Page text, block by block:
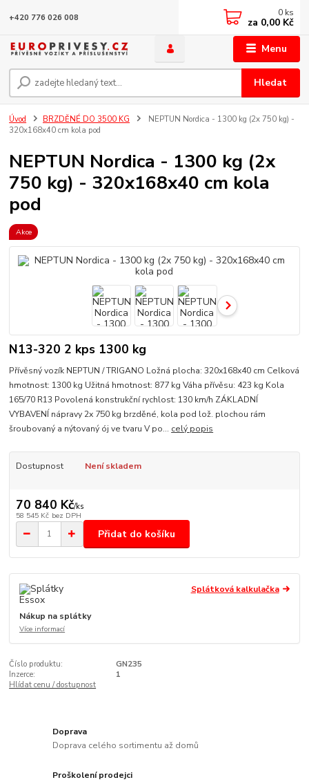
Menu
Hledat
+420 776 026 008 0 ks
za 0,00 Kč
Úvod BRZDĚNÉ DO 3500 KG
NEPTUN Nordica - 1300 kg (2x 750 kg) -
320x168x40 cm kola pod
NEPTUN Nordica - 1300 kg (2x
750 kg) - 320x168x40 cm kola
pod
Akce
N13-320 2 kps 1300 kg
Přívěsný vozík NEPTUN / TRIGANO Ložná plocha: 320x168x40 cm Celková
hmotnost: 1300 kg Užitná hmotnost: 877 kg Váha přívěsu: 423 kg Kola
165/70 R13 Povolená konstrukční rychlost: 130 km/h ZÁKLADNÍ
VYBAVENÍ nápravy 2x 750 kg brzděné, kola pod lož. plochou rám
šroubovaný a nýtovaný ój ve tvaru V po... celý popis
Dostupnost Není skladem
70 840 Kč/ks
58 545 Kč bez DPH
Přidat do košíku
Splátková kalkulačka
Nákup na splátky
Více informací
Číslo produktu:
GN235
Inzerce:
1
Hlídat cenu / dostupnost
Doprava
Doprava celého sortimentu až domů
Proškolení prodejci